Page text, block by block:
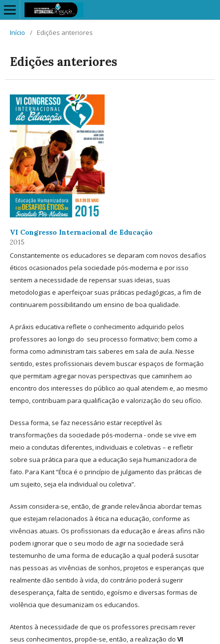
Início / Edições anteriores
Edições anteriores
VI Congresso Internacional de Educação
2015
Constantemente os educadores se deparam com novos desafios
éticos ocasionados pela sociedade pós-moderna e por isso
sentem a necessidade de repensar suas ideias, suas
metodologias e aperfeiçoar suas práticas pedagógicas, a fim de
continuarem possibilitando um ensino de boa qualidade.
A práxis educativa reflete o conhecimento adquirido pelos
professores ao longo do seu processo formativo; bem como a
forma como administram tais saberes em sala de aula. Nesse
sentido, estes profissionais devem buscar espaços de formação
que permitam agregar novas perspectivas que caminhem ao
encontro dos interesses do público ao qual atendem e, ao mesmo
tempo, contribuam para qualificação e valorização do seu ofício.
Dessa forma, se faz necessário estar receptível às
transformações da sociedade pós-moderna - onde se vive em
meio a condutas diferentes, individuais e coletivas – e refletir
sobre sua prática para que a educação seja humanizadora de
fato. Para Kant “Ética é o princípio de julgamento das práticas de
um sujeito, seja ela individual ou coletiva”.
Assim considera-se, então, de grande relevância abordar temas
que estejam relacionados à ética na educação, conforme as
vivências atuais. Os profissionais da educação e áreas afins não
podem ignorar que o seu modo de agir na sociedade será
testemunho de uma forma de educação a qual poderá suscitar
nas pessoas as vivências de sonhos, projetos e esperanças que
realmente dão sentido à vida, do contrário poderá sugerir
desesperança, falta de sentido, egoísmo e diversas formas de
violência que desumanizam os educandos.
Atentos à necessidade de que os professores precisam rever
seus conhecimentos, propõe-se, então, a realização do VI